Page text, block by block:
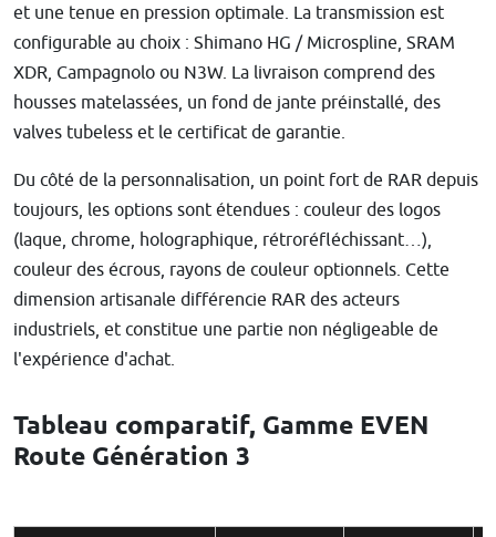
et une tenue en pression optimale. La transmission est
configurable au choix : Shimano HG / Microspline, SRAM
XDR, Campagnolo ou N3W. La livraison comprend des
housses matelassées, un fond de jante préinstallé, des
valves tubeless et le certificat de garantie.
Du côté de la personnalisation, un point fort de RAR depuis
toujours, les options sont étendues : couleur des logos
(laque, chrome, holographique, rétroréfléchissant…),
couleur des écrous, rayons de couleur optionnels. Cette
dimension artisanale différencie RAR des acteurs
industriels, et constitue une partie non négligeable de
l'expérience d'achat.
Tableau comparatif, Gamme EVEN
Route Génération 3